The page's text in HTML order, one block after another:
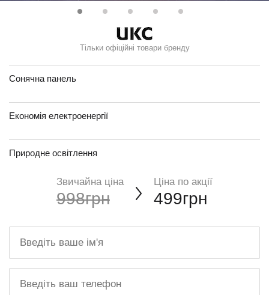
Тільки офіційні товари бренду
Сонячна панель
Економія електроенергії
Природне освітлення
Звичайна ціна
998грн
Ціна по акції
499грн